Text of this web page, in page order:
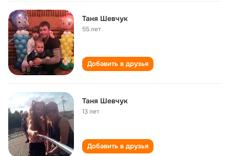
Таня Шевчук
55 лет
Добавить в друзья
Таня Шевчук
13 лет
Добавить в друзья